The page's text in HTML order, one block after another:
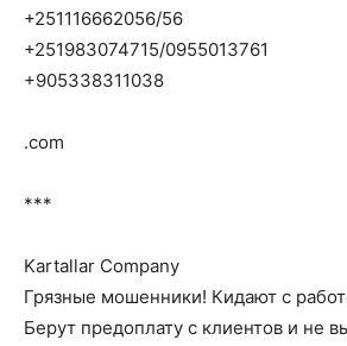
+251116662056/56
+251983074715/0955013761
+905338311038
.com
***
Kartallar Company
Грязные мошенники! Кидают с
Берут предоплату с клиентов и не